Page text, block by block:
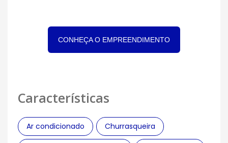
CONHEÇA O EMPREENDIMENTO
Características
Ar condicionado Churrasqueira